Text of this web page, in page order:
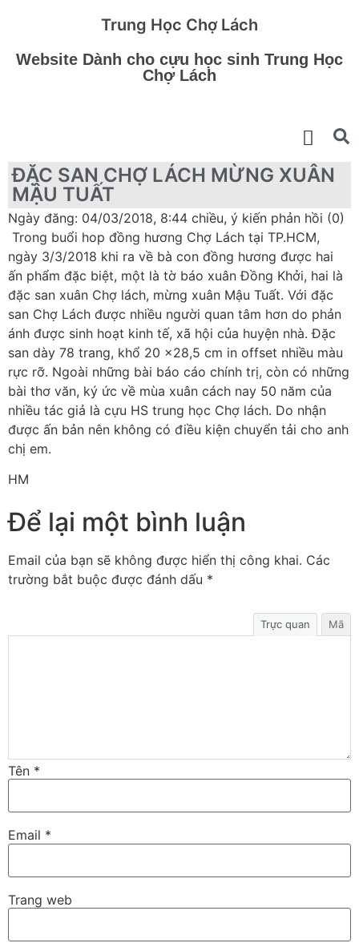
Trung Học Chợ Lách
Website Dành cho cựu học sinh Trung Học
Chợ Lách
ĐẶC SAN CHỢ LÁCH MỪNG XUÂN
MẬU TUẤT
Ngày đăng: 04/03/2018, 8:44 chiều, ý kiến phản hồi (0)
Trong buổi hop đồng hương Chợ Lách tại TP.HCM,
ngày 3/3/2018 khi ra về bà con đồng hương được hai
ấn phẩm đặc biệt, một là tờ báo xuân Đồng Khởi, hai là
đặc san xuân Chợ lách, mừng xuân Mậu Tuất. Với đặc
san Chợ Lách được nhiều người quan tâm hơn do phản
ánh được sinh hoạt kinh tế, xã hội của huyện nhà. Đặc
san dày 78 trang, khổ 20 x28,5 cm in offset nhiều màu
rực rỡ. Ngoài những bài báo cáo chính trị, còn có những
bài thơ văn, ký ức về mùa xuân cách nay 50 năm của
nhiều tác giả là cựu HS trung học Chợ lách. Do nhận
được ấn bản nên không có điều kiện chuyển tải cho anh
chị em.
HM
Để lại một bình luận
Email của bạn sẽ không được hiển thị công khai. Các
trường bắt buộc được đánh dấu *
Trực quan Mã
Tên *
Email *
Trang web